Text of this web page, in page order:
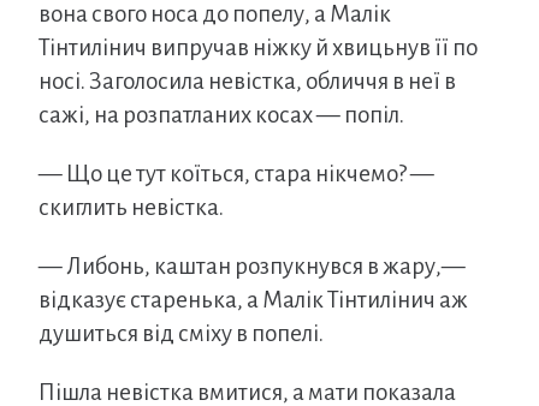
вона свого носа до попелу, а Малік
Тінтилінич випручав ніжку й хвицьнув її по
носі. Заголосила невістка, обличчя в неї в
сажі, на розпатланих косах — попіл.
— Що це тут коїться, стара нікчемо? —
скиглить невістка.
— Либонь, каштан розпукнувся в жару,—
відказує старенька, а Малік Тінтилінич аж
душиться від сміху в попелі.
Пішла невістка вмитися, а мати показала